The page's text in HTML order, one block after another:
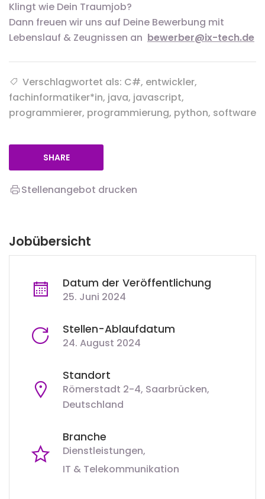
Klingt wie Dein Traumjob?
Dann freuen wir uns auf Deine Bewerbung mit
Lebenslauf & Zeugnissen an bewerber@ix-tech.de
Verschlagwortet als: C#, entwickler,
fachinformatiker*in, java, javascript,
programmierer, programmierung, python, software
SHARE
Stellenangebot drucken
Jobübersicht
Datum der Veröffentlichung
25. Juni 2024
Stellen-Ablaufdatum
24. August 2024
Standort
Römerstadt 2-4, Saarbrücken,
Deutschland
Branche
Dienstleistungen
IT & Telekommunikation